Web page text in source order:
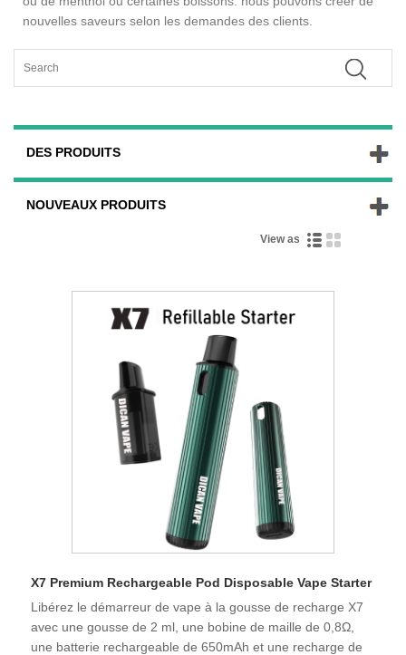
nouvelles saveurs selon les demandes des clients.
DES PRODUITS
NOUVEAUX PRODUITS
View as
X7 Premium Rechargeable Pod Disposable Vape Starter
Libérez le démarreur de vape à la gousse de recharge X7
avec une gousse de 2 ml, une bobine de maille de 0,8Ω,
une batterie rechargeable de 650mAh et une recharge de